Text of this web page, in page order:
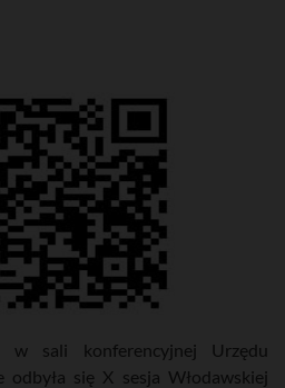
sali konferencyjnej Urzędu
odbyła się X sesja Włodawskiej